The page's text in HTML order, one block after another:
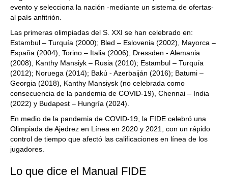
evento y selecciona la nación -mediante un sistema de ofertas-
al país anfitrión.
Las primeras olimpiadas del S. XXI se han celebrado en:
Estambul – Turquía (2000); Bled – Eslovenia (2002), Mayorca –
España (2004), Torino – Italia (2006), Dressden - Alemania
(2008), Kanthy Mansiyk – Rusia (2010); Estambul – Turquía
(2012); Noruega (2014); Bakú - Azerbaiján (2016); Batumi –
Georgia (2018), Kanthy Mansiysk (no celebrada como
consecuencia de la pandemia de COVID-19), Chennai – India
(2022) y Budapest – Hungría (2024).
En medio de la pandemia de COVID-19, la FIDE celebró una
Olimpiada de Ajedrez en Línea en 2020 y 2021, con un rápido
control de tiempo que afectó las calificaciones en línea de los
jugadores.
Lo que dice el Manual FIDE